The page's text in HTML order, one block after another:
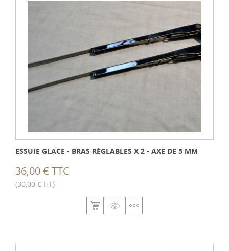
ESSUIE GLACE - BRAS RÉGLABLES X 2 - AXE DE 5 MM
36,00 € TTC
(30,00 € HT)